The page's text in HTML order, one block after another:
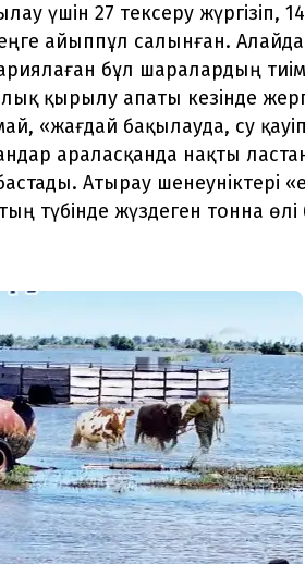
үшін 27 тексеру жүргізіп,
айыппұл салынған. Алайда
бұл шаралардың
қырылу апаты кезінде
«жағдай бақылауда, су
араласқанда нақты
Атырау шенеуніктері
түбінде жүздеген тонна